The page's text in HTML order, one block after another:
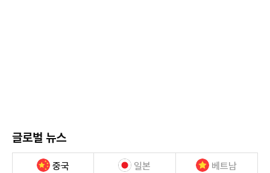
글로벌 뉴스
중국 일본 베트남